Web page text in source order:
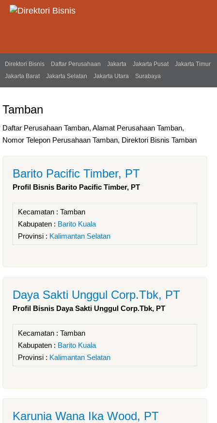
Direktori Bisnis Daftar Perusahaan Jakarta Jakarta Pusat
Jakarta Timur
Jakarta Barat
Jakarta Selatan Jakarta Utara Surabaya
Tamban
Daftar Perusahaan Tamban, Alamat Perusahaan Tamban,
Nomor Telepon Perusahaan Tamban, Direktori Bisnis Tamban
Barito Pacific Timber, PT
Profil Bisnis Barito Pacific Timber, PT
Kecamatan : Tamban
Kabupaten : Barito Kuala
Provinsi : Kalimantan Selatan
Daya Sakti Unggul Corp.Tbk, PT
Profil Bisnis Daya Sakti Unggul Corp.Tbk, PT
Kecamatan : Tamban
Kabupaten : Barito Kuala
Provinsi : Kalimantan Selatan
Karunia Wana Ika Wood, PT